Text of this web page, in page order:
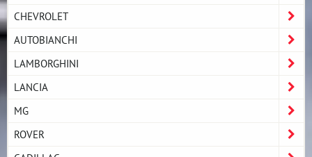
CHEVROLET
AUTOBIANCHI
LAMBORGHINI
LANCIA
MG
ROVER